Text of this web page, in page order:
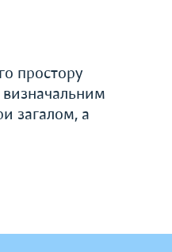
простору
визначальним
загалом, а